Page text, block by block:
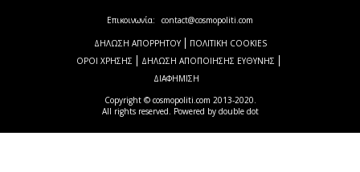
Copyright © cosmopoliti.com 2013-2020.
All rights reserved. Powered by double dot
Επικοινωνία: contact@cosmopoliti.com
ΔΗΛΩΣΗ ΑΠΟΡΡΗΤΟΥ
ΠΟΛΙΤΙΚΗ COOKIES
ΟΡΟΙ ΧΡΗΣΗΣ
ΔΗΛΩΣΗ ΑΠΟΠΟΙΗΣΗΣ ΕΥΘΥΝΗΣ
ΔΙΑΦΗΜΙΣΗ